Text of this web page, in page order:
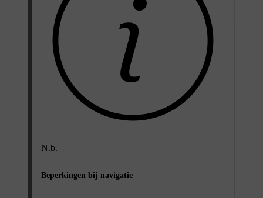
N.b.
Beperkingen bij navigatie